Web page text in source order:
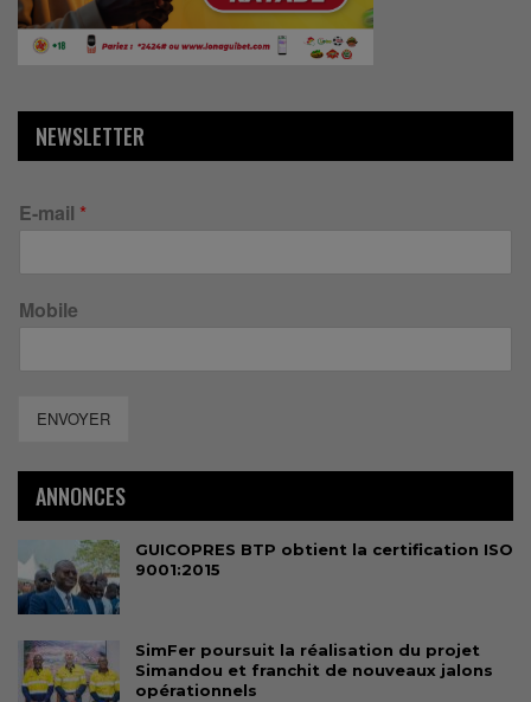
NEWSLETTER
E-mail *
Mobile
ENVOYER
ANNONCES
GUICOPRES BTP obtient la certification ISO
9001:2015
SimFer poursuit la réalisation du projet
Simandou et franchit de nouveaux jalons
opérationnels